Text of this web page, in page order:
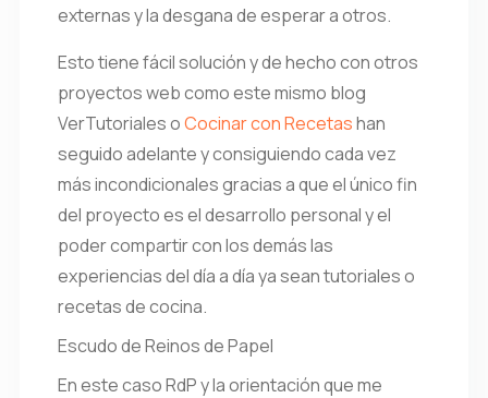
externas y la desgana de esperar a otros.
Esto tiene fácil solución y de hecho con otros
proyectos web como este mismo blog
VerTutoriales oCocinar con Recetashan
seguido adelante y consiguiendo cada vez
más incondicionales gracias a que el único fin
del proyecto es el desarrollo personal y el
poder compartir con los demás las
experiencias del día a día ya sean tutoriales o
recetas de cocina.
Escudo de Reinos de Papel
En este caso RdP y la orientación que me